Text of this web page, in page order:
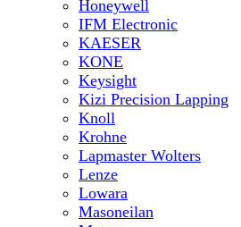
Honeywell
IFM Electronic
KAESER
KONE
Keysight
Kizi Precision Lapping
Knoll
Krohne
Lapmaster Wolters
Lenze
Lowara
Masoneilan